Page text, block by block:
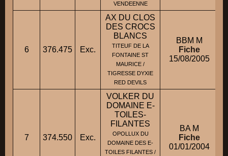
VENDEENNE
6 376.475 Exc.
AX DU CLOS
DES CROCS
BLANCS
TITEUF DE LA
FONTAINE ST
MAURICE /
TIGRESSE DYXIE
RED DEVILS
BBM M
Fiche
15/08/2005
7 374.550 Exc.
VOLKER DU
DOMAINE E-
TOILES-
FILANTES
OPOLLUX DU
DOMAINE DES E-
TOILES FILANTES /
BA M
Fiche
01/01/2004